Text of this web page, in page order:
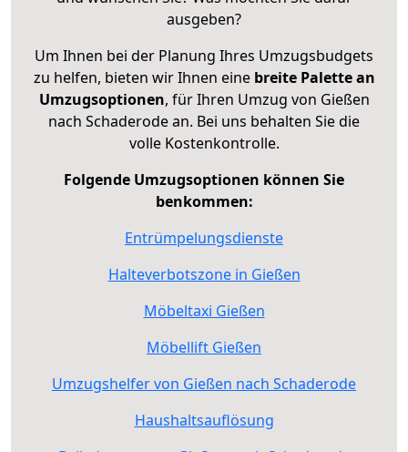
ausgeben?
Um Ihnen bei der Planung Ihres Umzugsbudgets
zu helfen, bieten wir Ihnen eine breite Palette an
Umzugsoptionen, für Ihren Umzug von Gießen
nach Schaderode an. Bei uns behalten Sie die
volle Kostenkontrolle.
Folgende Umzugsoptionen können Sie
benkommen:
Entrümpelungsdienste
Halteverbotszone in Gießen
Möbeltaxi Gießen
Möbellift Gießen
Umzugshelfer von Gießen nach Schaderode
Haushaltsauflösung